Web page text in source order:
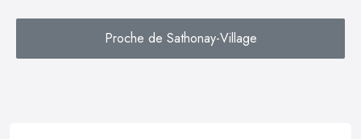
Proche de Sathonay-Village